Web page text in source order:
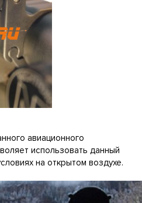
авиационного
использовать данный
на открытом воздухе.